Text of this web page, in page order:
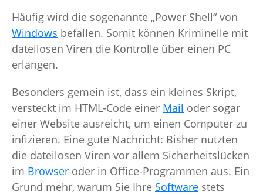
Häufig wird die sogenannte „Power Shell“ von
Windows befallen. Somit können Kriminelle mit
dateilosen Viren die Kontrolle über einen PC
erlangen.
Besonders gemein ist, dass ein kleines Skript,
versteckt im HTML-Code einer Mail oder sogar
einer Website ausreicht, um einen Computer zu
infizieren. Eine gute Nachricht: Bisher nutzten
die dateilosen Viren vor allem Sicherheitslücken
im Browser oder in Office-Programmen aus. Ein
Grund mehr, warum Sie Ihre Software stets